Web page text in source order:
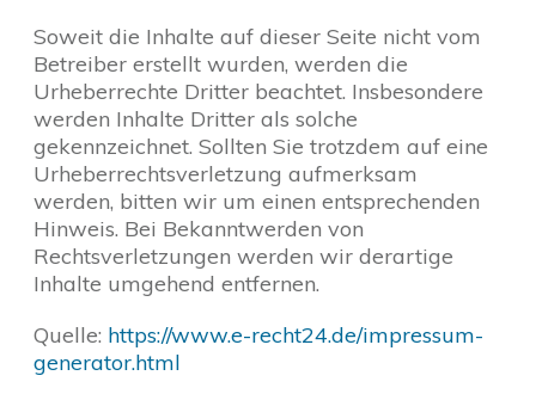
Soweit die Inhalte auf dieser Seite nicht vom
Betreiber erstellt wurden, werden die
Urheberrechte Dritter beachtet. Insbesondere
werden Inhalte Dritter als solche
gekennzeichnet. Sollten Sie trotzdem auf eine
Urheberrechtsverletzung aufmerksam
werden, bitten wir um einen entsprechenden
Hinweis. Bei Bekanntwerden von
Rechtsverletzungen werden wir derartige
Inhalte umgehend entfernen.
Quelle: https://www.e-recht24.de/impressum-
generator.html